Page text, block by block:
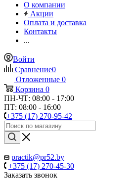
О компании
Акции
Оплата и доставка
Контакты
...
Войти
Сравнение0
Отложенные 0
Корзина 0
ПН-ЧТ: 08:00 - 17:00
ПТ: 08:00 - 16:00
+375 (17) 270-95-42
practik@pr52.by
+375 (17) 270-45-30
Заказать звонок